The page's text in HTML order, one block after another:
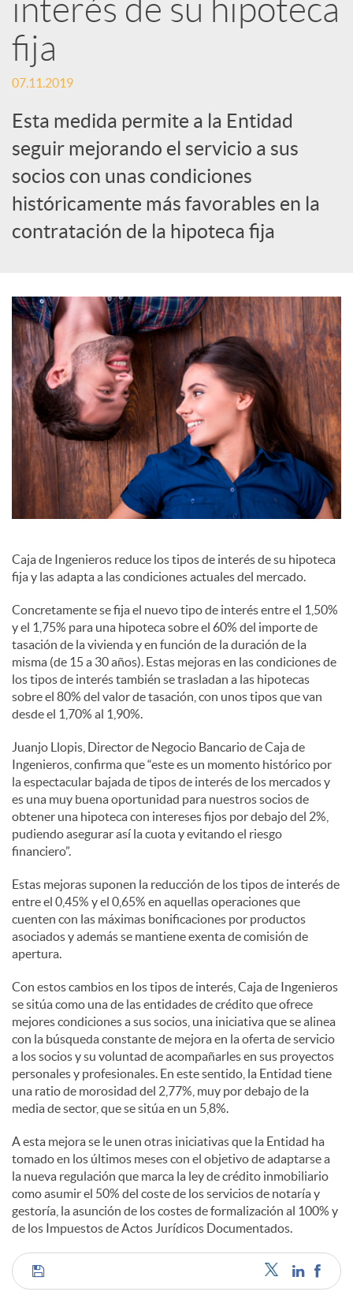
e
s
S
o
c
i
a
l
e
s
interés de su hipoteca
fija
07.11.2019
Esta medida permite a la Entidad
seguir mejorando el servicio a sus
socios con unas condiciones
históricamente más favorables en la
contratación de la hipoteca fija
Caja de Ingenieros reduce los tipos de interés de su hipoteca
fija y las adapta a las condiciones actuales del mercado.
Concretamente se fija el nuevo tipo de interés entre el 1,50%
y el 1,75% para una hipoteca sobre el 60% del importe de
tasación de la vivienda y en función de la duración de la
misma (de 15 a 30 años). Estas mejoras en las condiciones de
los tipos de interés también se trasladan a las hipotecas
sobre el 80% del valor de tasación, con unos tipos que van
desde el 1,70% al 1,90%.
Juanjo Llopis, Director de Negocio Bancario de Caja de
Ingenieros, confirma que “este es un momento histórico por
la espectacular bajada de tipos de interés de los mercados y
es una muy buena oportunidad para nuestros socios de
obtener una hipoteca con intereses fijos por debajo del 2%,
pudiendo asegurar así la cuota y evitando el riesgo
financiero”.
Estas mejoras suponen la reducción de los tipos de interés de
entre el 0,45% y el 0,65% en aquellas operaciones que
cuenten con las máximas bonificaciones por productos
asociados y además se mantiene exenta de comisión de
apertura.
Con estos cambios en los tipos de interés, Caja de Ingenieros
se sitúa como una de las entidades de crédito que ofrece
mejores condiciones a sus socios, una iniciativa que se alinea
con la búsqueda constante de mejora en la oferta de servicio
a los socios y su voluntad de acompañarles en sus proyectos
personales y profesionales. En este sentido, la Entidad tiene
una ratio de morosidad del 2,77%, muy por debajo de la
media de sector, que se sitúa en un 5,8%.
A esta mejora se le unen otras iniciativas que la Entidad ha
tomado en los últimos meses con el objetivo de adaptarse a
la nueva regulación que marca la ley de crédito inmobiliario
como asumir el 50% del coste de los servicios de notaría y
gestoría, la asunción de los costes de formalización al 100% y
de los Impuestos de Actos Jurídicos Documentados.
C